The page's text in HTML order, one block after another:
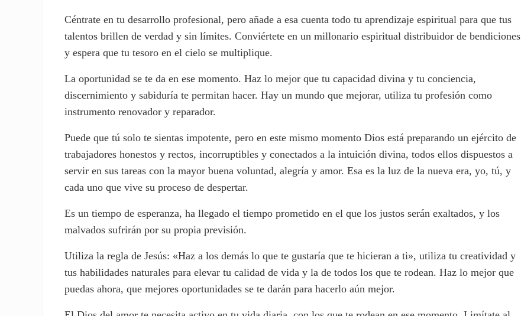
Céntrate en tu desarrollo profesional, pero añade a esa cuenta todo tu aprendizaje espiritual para que tus
talentos brillen de verdad y sin límites. Conviértete en un millonario espiritual distribuidor de bendiciones
y espera que tu tesoro en el cielo se multiplique.
La oportunidad se te da en ese momento. Haz lo mejor que tu capacidad divina y tu conciencia,
discernimiento y sabiduría te permitan hacer. Hay un mundo que mejorar, utiliza tu profesión como
instrumento renovador y reparador.
Puede que tú solo te sientas impotente, pero en este mismo momento Dios está preparando un ejército de
trabajadores honestos y rectos, incorruptibles y conectados a la intuición divina, todos ellos dispuestos a
servir en sus tareas con la mayor buena voluntad, alegría y amor. Esa es la luz de la nueva era, yo, tú, y
cada uno que vive su proceso de despertar.
Es un tiempo de esperanza, ha llegado el tiempo prometido en el que los justos serán exaltados, y los
malvados sufrirán por su propia previsión.
Utiliza la regla de Jesús: «Haz a los demás lo que te gustaría que te hicieran a ti», utiliza tu creatividad y
tus habilidades naturales para elevar tu calidad de vida y la de todos los que te rodean. Haz lo mejor que
puedas ahora, que mejores oportunidades se te darán para hacerlo aún mejor.